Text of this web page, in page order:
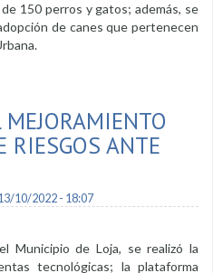
150 perros y gatos; además, se
de canes que pertenecen
RIESGOS ANTE
10/2022 - 18:07
Municipio de Loja, se realizó la
tecnológicas; la plataforma